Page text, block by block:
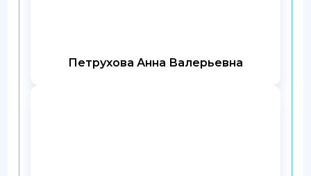
Петрухова Анна Валерьевна